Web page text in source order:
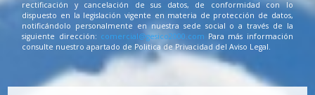
rectificación y cancelación de sus datos, de conformidad con lo
dispuesto en la legislación vigente en materia de protección de datos,
notificándolo personalmente en nuestra sede social o a través de la
siguiente dirección: comercial@gesico2000.com Para más información
consulte nuestro apartado de Politica de Privacidad del Aviso Legal.